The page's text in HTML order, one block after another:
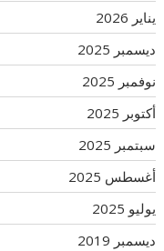
يناير 2026
ديسمبر 2025
نوفمبر 2025
أكتوبر 2025
سبتمبر 2025
أغسطس 2025
يوليو 2025
ديسمبر 2019